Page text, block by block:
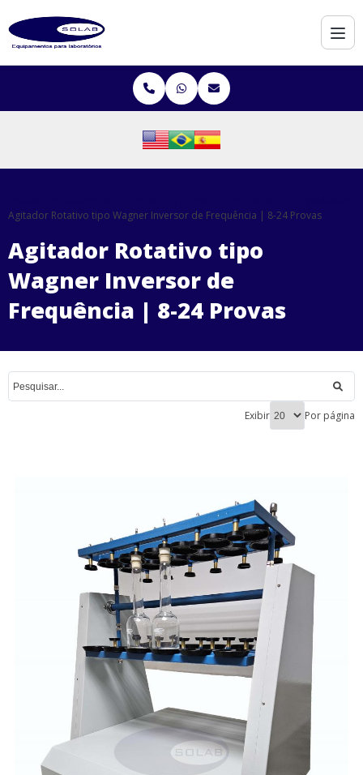
Agitador Rotativo tipo Wagner Inversor de Frequência | 8-24 Provas
Agitador Rotativo tipo
Wagner Inversor de
Frequência | 8-24 Provas
Exibir Por página